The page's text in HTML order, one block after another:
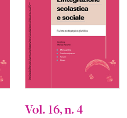
Vol. 16, n. 4